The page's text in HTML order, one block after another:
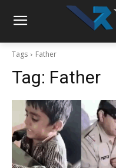
Tags Father
Tag: Father